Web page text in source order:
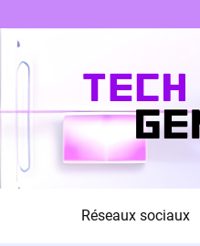
content
Réseaux sociaux